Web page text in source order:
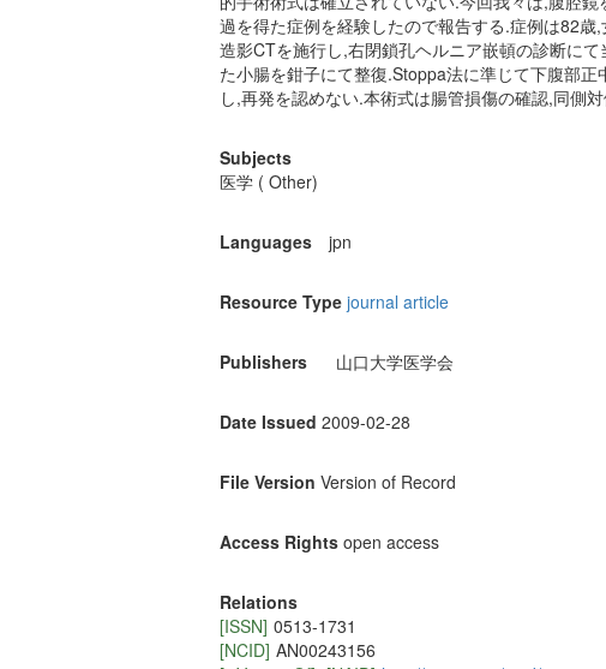
過を得た症例を経験したので報告する.症例は82
造影CTを施行し,右閉鎖孔ヘルニア嵌頓の診断に
た小腸を鉗子にて整復.Stoppa法に準じて下腹部
し,再発を認めない.本術式は腸管損傷の確認,同側
Subjects
医学 ( Other)
Languages jpn
Resource Type journal article
Publishers 山口大学医学会
Date Issued 2009-02-28
File Version Version of Record
Access Rights open access
Relations
[ISSN] 0513-1731
[NCID] AN00243156